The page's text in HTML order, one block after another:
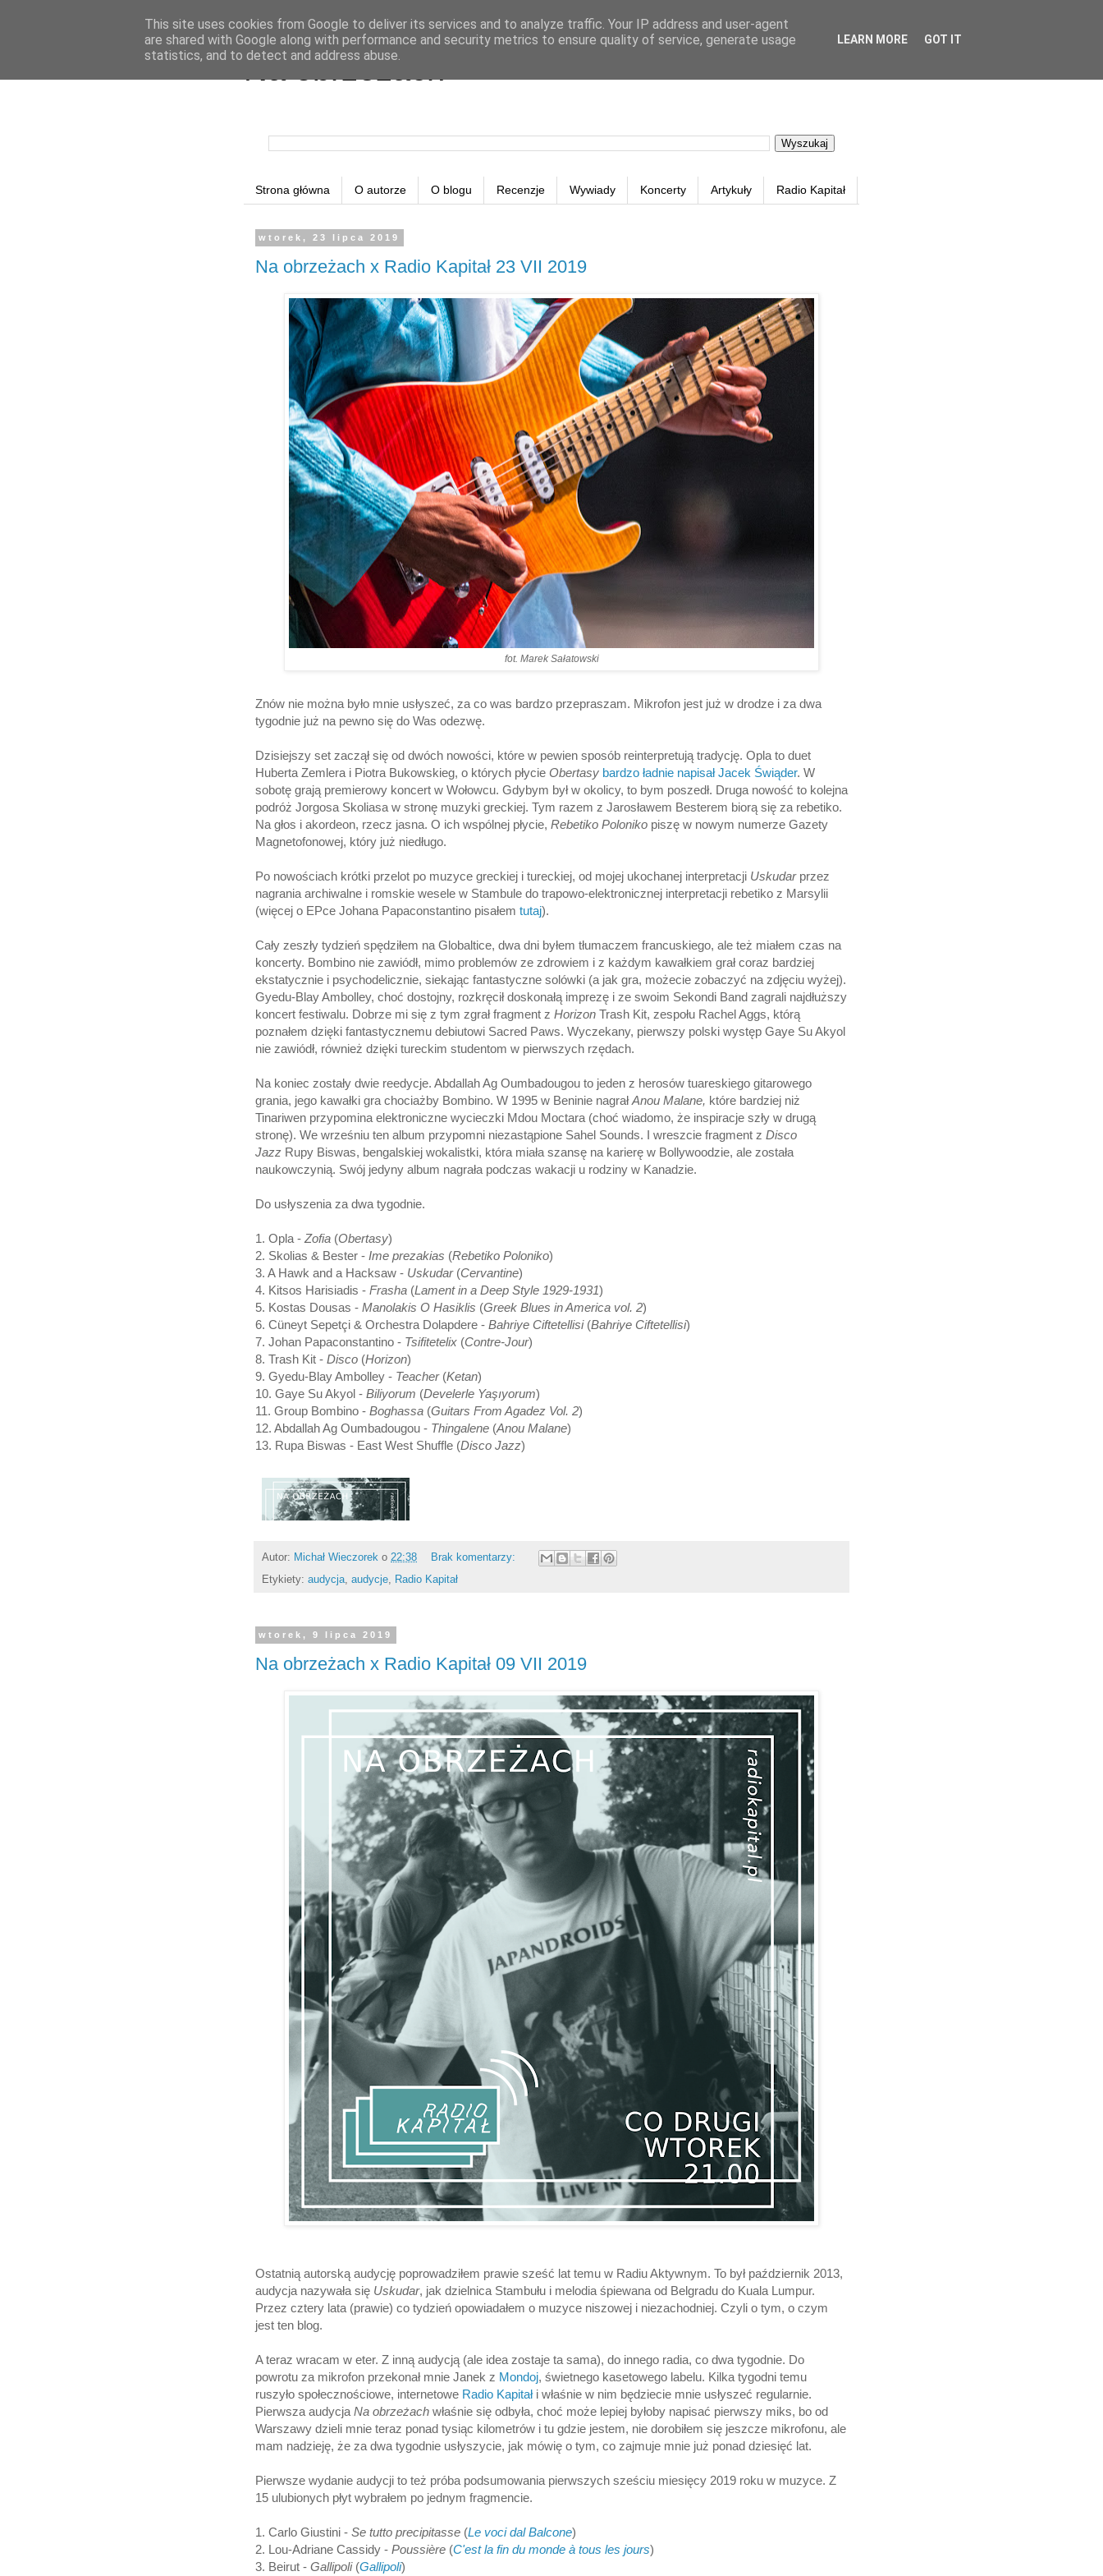
Na obrzeżach
Strona główna O autorze O blogu Recenzje Wywiady Koncerty Artykuły Radio Kapitał
wtorek, 23 lipca 2019
Na obrzeżach x Radio Kapitał 23 VII 2019
fot. Marek Sałatowski
Znów nie można było mnie usłyszeć, za co was bardzo przepraszam. Mikrofon jest już w drodze i za dwa
tygodnie już na pewno się do Was odezwę.
Dzisiejszy set zaczął się od dwóch nowości, które w pewien sposób reinterpretują tradycję. Opla to duet
Huberta Zemlera i Piotra Bukowskieg, o których płycie Obertasy bardzo ładnie napisał Jacek Świąder. W
sobotę grają premierowy koncert w Wołowcu. Gdybym był w okolicy, to bym poszedł. Druga nowość to kolejna
podróż Jorgosa Skoliasa w stronę muzyki greckiej. Tym razem z Jarosławem Besterem biorą się za rebetiko.
Na głos i akordeon, rzecz jasna. O ich wspólnej płycie, Rebetiko Poloniko piszę w nowym numerze Gazety
Magnetofonowej, który już niedługo.
Po nowościach krótki przelot po muzyce greckiej i tureckiej, od mojej ukochanej interpretacji Uskudarprzez
nagrania archiwalne i romskie wesele w Stambule do trapowo-elektronicznej interpretacji rebetiko z Marsylii
(więcej o EPce Johana Papaconstantino pisałem tutaj).
Cały zeszły tydzień spędziłem na Globaltice, dwa dni byłem tłumaczem francuskiego, ale też miałem czas na
koncerty. Bombino nie zawiódł, mimo problemów ze zdrowiem i z każdym kawałkiem grał coraz bardziej
ekstatycznie i psychodelicznie, siekając fantastyczne solówki (a jak gra, możecie zobaczyć na zdjęciu wyżej).
Gyedu-Blay Ambolley, choć dostojny, rozkręcił doskonałą imprezę i ze swoim Sekondi Band zagrali najdłuższy
koncert festiwalu. Dobrze mi się z tym zgrał fragment z Horizon Trash Kit, zespołu Rachel Aggs, którą
poznałem dzięki fantastycznemu debiutowi Sacred Paws. Wyczekany, pierwszy polski występ Gaye Su Akyol
nie zawiódł, również dzięki tureckim studentom w pierwszych rzędach.
Na koniec zostały dwie reedycje. Abdallah Ag Oumbadougou to jeden z herosów tuareskiego gitarowego
grania, jego kawałki gra chociażby Bombino. W 1995 w Beninie nagrałAnou Malane, które bardziej niż
Tinariwen przypomina elektroniczne wycieczki Mdou Moctara (choć wiadomo, że inspiracje szły w drugą
stronę). We wrześniu ten album przypomni niezastąpione Sahel Sounds. I wreszcie fragment z Disco
Jazz Rupy Biswas, bengalskiej wokalistki, która miała szansę na karierę w Bollywoodzie, ale została
naukowczynią. Swój jedyny album nagrała podczas wakacji u rodziny w Kanadzie.
Do usłyszenia za dwa tygodnie.
1. Opla - Zofia (Obertasy)
2. Skolias & Bester - Ime prezakias (Rebetiko Poloniko)
3. A Hawk and a Hacksaw - Uskudar (Cervantine)
4. Kitsos Harisiadis - Frasha (Lament in a Deep Style 1929-1931)
5. Kostas Dousas - Manolakis O Hasiklis (Greek Blues in America vol. 2)
6. Cüneyt Sepetçi & Orchestra Dolapdere - Bahriye Ciftetellisi (Bahriye Ciftetellisi)
7. Johan Papaconstantino - Tsifitetelix (Contre-Jour)
8. Trash Kit - Disco (Horizon)
9. Gyedu-Blay Ambolley - Teacher (Ketan)
10. Gaye Su Akyol - Biliyorum (Develerle Yaşıyorum)
11. Group Bombino - Boghassa (Guitars From Agadez Vol. 2)
12. Abdallah Ag Oumbadougou - Thingalene (Anou Malane)
13. Rupa Biswas - East West Shuffle (Disco Jazz)
Autor: Michał Wieczorek o 22:38
Brak komentarzy:
Etykiety: audycja, audycje, Radio Kapitał
wtorek, 9 lipca 2019
Na obrzeżach x Radio Kapitał 09 VII 2019
Ostatnią autorską audycję poprowadziłem prawie sześć lat temu w Radiu Aktywnym. To był październik 2013,
audycja nazywała się Uskudar, jak dzielnica Stambułu i melodia śpiewana od Belgradu do Kuala Lumpur.
Przez cztery lata (prawie) co tydzień opowiadałem o muzyce niszowej i niezachodniej. Czyli o tym, o czym
jest ten blog.
A teraz wracam w eter. Z inną audycją (ale idea zostaje ta sama), do innego radia, co dwa tygodnie. Do
powrotu za mikrofon przekonał mnie Janek z Mondoj, świetnego kasetowego labelu. Kilka tygodni temu
ruszyło społecznościowe, internetowe Radio Kapitałi właśnie w nim będziecie mnie usłyszeć regularnie.
Pierwsza audycja Na obrzeżach właśnie się odbyła, choć może lepiej byłoby napisać pierwszy miks, bo od
Warszawy dzieli mnie teraz ponad tysiąc kilometrów i tu gdzie jestem, nie dorobiłem się jeszcze mikrofonu, ale
mam nadzieję, że za dwa tygodnie usłyszycie, jak mówię o tym, co zajmuje mnie już ponad dziesięć lat.
Pierwsze wydanie audycji to też próba podsumowania pierwszych sześciu miesięcy 2019 roku w muzyce. Z
15 ulubionych płyt wybrałem po jednym fragmencie.
1. Carlo Giustini - Se tutto precipitasse (Le voci dal Balcone)
2. Lou-Adriane Cassidy - Poussière (C'est la fin du monde à tous les jours)
3. Beirut - Gallipoli (Gallipoli)
This site uses cookies from Google to deliver its services and to analyze traffic. Your IP address and user-agent
are shared with Google along with performance and security metrics to ensure quality of service, generate usage
statistics, and to detect and address abuse.
LEARN MORE GOT IT